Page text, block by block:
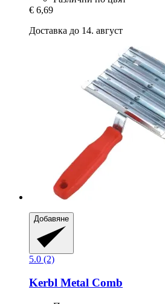
€ 6,69
Доставка до 14. август
Добавяне
5.0 (2)
Kerbl Metal Comb